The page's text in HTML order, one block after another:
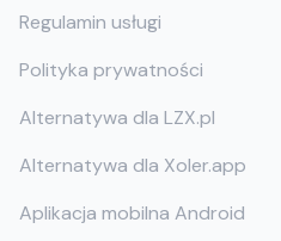
Regulamin usługi
Polityka prywatności
Alternatywa dla LZX.pl
Alternatywa dla Xoler.app
Aplikacja mobilna Android